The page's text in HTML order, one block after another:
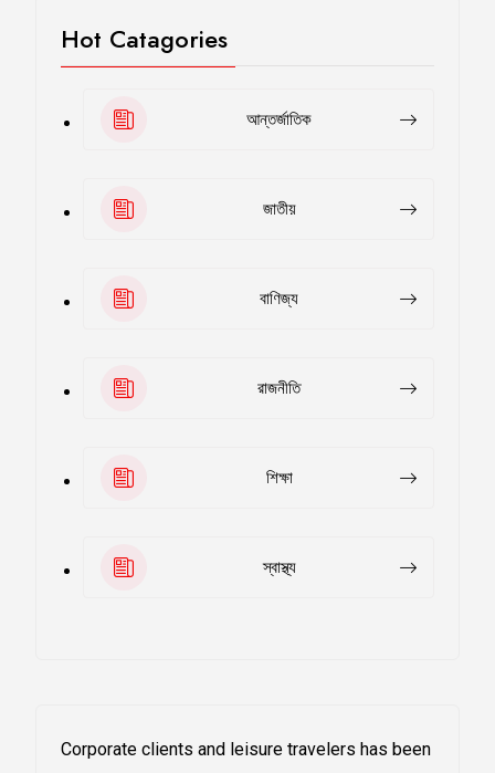
Hot Catagories
আন্তর্জাতিক
জাতীয়
বাণিজ্য
রাজনীতি
শিক্ষা
স্বাস্থ্য
Corporate clients and leisure travelers has been